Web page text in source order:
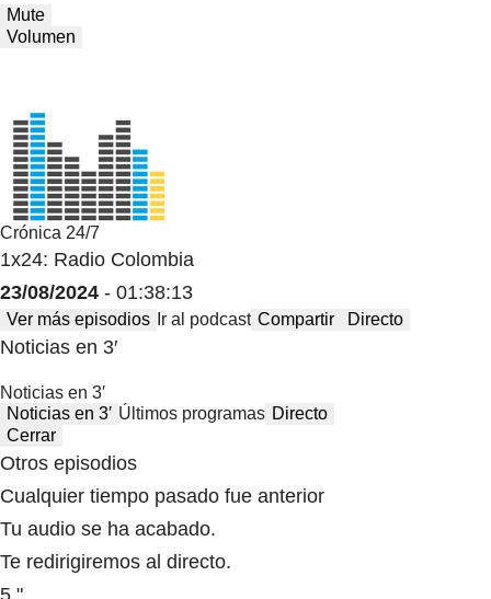
Mute
Volumen
Crónica 24/7
1x24: Radio Colombia
23/08/2024 - 01:38:13
Ver más episodios Ir al podcast Compartir Directo
Noticias en 3′
Noticias en 3′
Noticias en 3′ Últimos programas Directo
Cerrar
Otros episodios
Cualquier tiempo pasado fue anterior
Tu audio se ha acabado.
Te redirigiremos al directo.
5 "